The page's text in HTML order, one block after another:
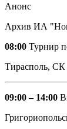
Анонс
Архив ИА
08:00 Турнир
Тирасполь, СК
09:00 – 14:00